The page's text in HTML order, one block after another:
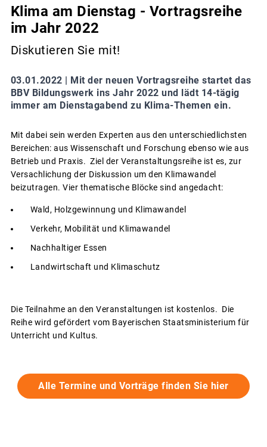
Klima am Dienstag - Vortragsreihe
im Jahr 2022
Diskutieren Sie mit!
03.01.2022 | Mit der neuen Vortragsreihe startet das
BBV Bildungswerk ins Jahr 2022 und lädt 14-tägig
immer am Dienstagabend zu Klima-Themen ein.
Mit dabei sein werden Experten aus den unterschiedlichsten
Bereichen: aus Wissenschaft und Forschung ebenso wie aus
Betrieb und Praxis. Ziel der Veranstaltungsreihe ist es, zur
Versachlichung der Diskussion um den Klimawandel
beizutragen. Vier thematische Blöcke sind angedacht:
Wald, Holzgewinnung und Klimawandel
Verkehr, Mobilität und Klimawandel
Nachhaltiger Essen
Landwirtschaft und Klimaschutz
Die Teilnahme an den Veranstaltungen ist kostenlos. Die
Reihe wird gefördert vom Bayerischen Staatsministerium für
Unterricht und Kultus.
Alle Termine und Vorträge finden Sie hier